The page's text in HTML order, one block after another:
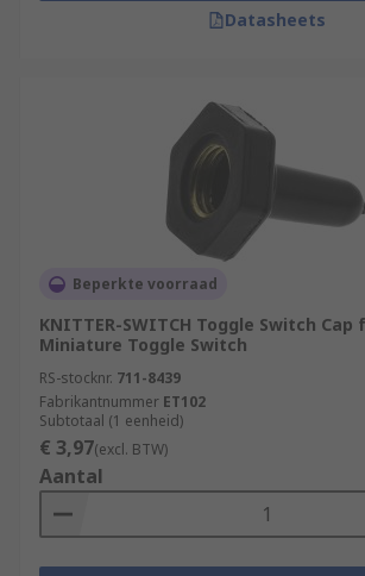
Datasheets
Beperkte voorraad
KNITTER-SWITCH Toggle Switch
Miniature Toggle Switch
RS-stocknr. 711-8439
Fabrikantnummer ET102
Subtotaal (1 eenheid)
€ 3,97(excl. BTW)
Aantal